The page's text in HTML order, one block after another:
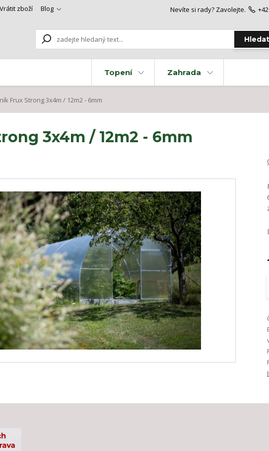
Vrátit zboží Blog
Hledat
Nevíte si rady? Zavolejte.
Topení Zahrada
Frux Strong 3x4m / 12m2 - 6mm
3x4m / 12m2 - 6mm